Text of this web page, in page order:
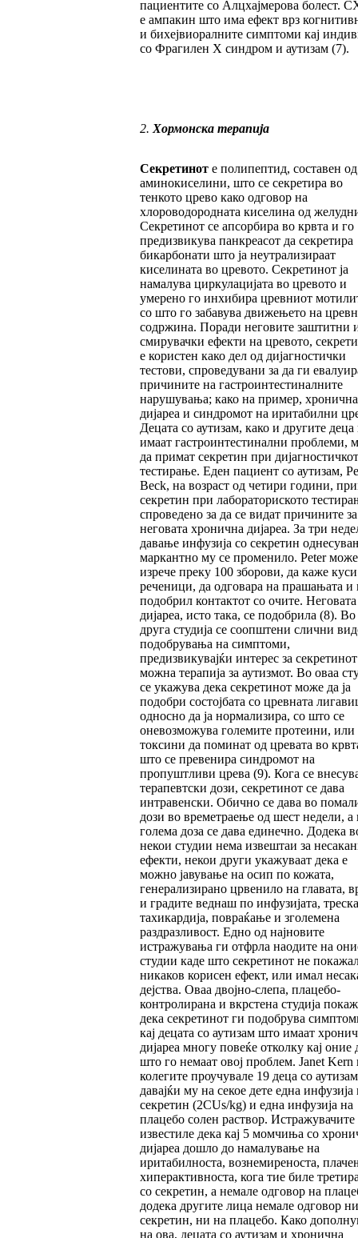
пациентите со Алцхајмерова болест.
е ампакин што има ефект врз
и бихејвиоралните симптоми кај
со Фрагилен X синдром и аутизам (7).
2. Хормонска терапија
Секретиноте полипептид, составен
аминокиселини, што се секретира во
тенкото црево како одговор на
хлороводородната киселина од
Секретинот се апсорбира во крвта и го
предизвикува панкреасот да секретира
бикарбонати што ја неутрализираат
киселината во цревото. Секретинот ја
намалува циркулацијата во цревото и
умерено го инхибира цревниот
со што го забавува движењето на
содржина. Поради неговите заштитни
смирувачки ефекти на цревото,
е користен како дел од дијагностички
тестови, спроведувани за да ги
причините на гастроинтестиналните
нарушувања; како на пример,
дијареа и синдромот на иритабилни
Децата со аутизам, како и другите
имаат гастроинтестинални проблеми,
да примат секретин при
тестирање. Еден пациент со аутизам,
Beck, на возраст од четири години,
секретин при лабораториското
спроведено за да се видат причините за
неговата хронична дијареа. За три
давање инфузија со секретин
маркантно му се променило. Peter
изрече преку 100 зборови, да каже куси
реченици, да одговара на прашањата и
подобрил контактот со очите. Неговата
дијареа, исто така, се подобрила (8). Во
друга студија се соопштени слични
подобрувања на симптоми,
предизвикувајќи интерес за
можна терапија за аутизмот. Во оваа
се укажува дека секретинот може да ја
подобри состојбата со цревната
односно да ја нормализира, со што се
оневозможува големите протеини, или
токсини да поминат од цревата во
што се превенира синдромот на
пропуштливи црева (9). Кога се
терапевтски дози, секретинот се дава
интравенски. Обично се дава во
дози во времетраење од шест недели, а
голема доза се дава единечно. Додека
некои студии нема извештаи за
ефекти, некои други укажуваат дека е
можно јавување на осип по кожата,
генерализирано црвенило на главата,
и градите веднаш по инфузијата,
тахикардија, повраќање и зголемена
раздразливост. Едно од најновите
истражувања ги отфрла наодите на
студии каде што секретинот не
никаков корисен ефект, или имал
дејства. Оваа двојно-слепа, плацебо-
контролирана и вкрстена студија
дека секретинот ги подобрува
кај децата со аутизам што имаат
дијареа многу повеќе отколку кај оние
што го немаат овој проблем. Janet Kern
колегите проучувале 19 деца со аутизам
давајќи му на секое дете една инфузија
секретин (2CUs/kg) и една инфузија на
плацебо солен раствор. Истражувачите
известиле дека кај 5 момчиња со
дијареа дошло до намалување на
иритабилноста, вознемиреноста,
хиперактивноста, кога тие биле
со секретин, а немале одговор на
додека другите лица немале одговор
секретин, ни на плацебо. Како
на ова, децата со аутизам и хронична